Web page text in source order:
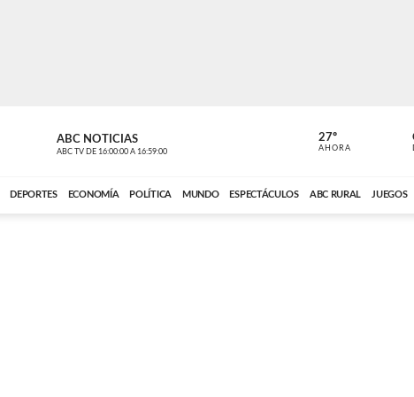
ABC NOTICIAS
ABC TV DE 16:00:00 A 16:59:00
ANCHO
ABC CARDINAL
27º
AHORA
DEPORTES ECONOMÍA POLÍTICA MUNDO ESPECTÁCULOS ABC RURAL JUEGOS